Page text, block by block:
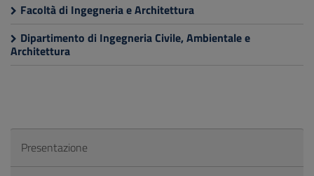
Facoltà di Ingegneria e Architettura
Dipartimento di Ingegneria Civile, Ambientale e
Architettura
Presentazione